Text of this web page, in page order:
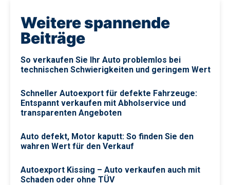
Weitere spannende
Beiträge
So verkaufen Sie Ihr Auto problemlos bei
technischen Schwierigkeiten und geringem Wert
Schneller Autoexport für defekte Fahrzeuge:
Entspannt verkaufen mit Abholservice und
transparenten Angeboten
Auto defekt, Motor kaputt: So finden Sie den
wahren Wert für den Verkauf
Autoexport Kissing – Auto verkaufen auch mit
Schaden oder ohne TÜV